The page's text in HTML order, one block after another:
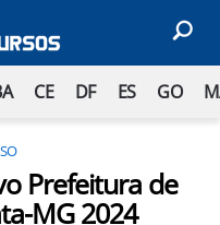
CE DF ES GO
Prefeitura de
MG 2024